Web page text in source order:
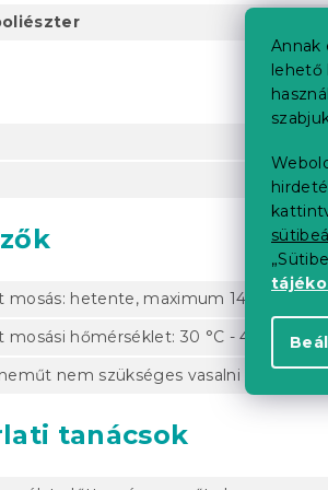
Annak
lehető
mosás: hetente, maximum 14 naponta
mosási hőmérséklet: 30 °C - 40 °C
nem szükséges vasalni
tanácsok